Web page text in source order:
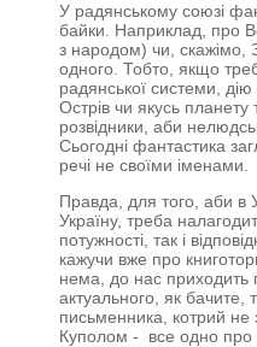
У радянському союзі
байки. Наприклад, про
з народом) чи, скажімо,
одного. Тобто, якщо
радянської системи,
Острів чи якусь
розвідники, аби
Сьогодні фантастика
речі не своїми іменами.
Правда, для того, аби в
Україну, треба
потужності, так і
кажучи вже про
нема, до нас приходить
актуального, як бачите,
письменника, котрий не
Куполом - все одно про